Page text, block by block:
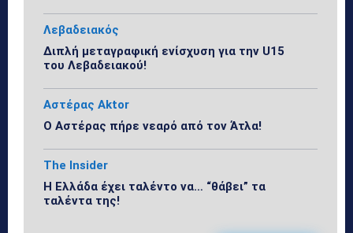
Λεβαδειακός
Διπλή μεταγραφική ενίσχυση για την U15
του Λεβαδειακού!
Αστέρας Aktor
Ο Αστέρας πήρε νεαρό από τον Άτλα!
The Insider
Η Ελλάδα έχει ταλέντο να… “θάβει” τα
ταλέντα της!